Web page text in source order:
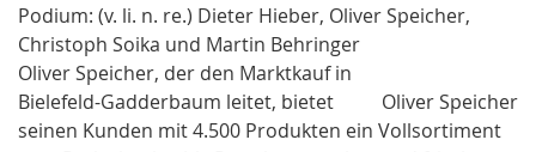
Podium: (v. li. n. re.) Dieter Hieber, Oliver Speicher,
Christoph Soika und Martin Behringer
Oliver Speicher
OliverSpeicher, der den ­Marktkauf in
Bielefeld-Gadderbaum leitet, bietet
seinen Kun­den mit 4.500 Produkten ein Vollsortiment